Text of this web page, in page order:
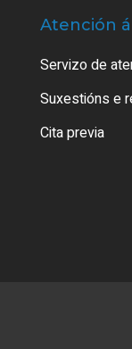
Atención
Servizo de
Suxestións e
Cita previa